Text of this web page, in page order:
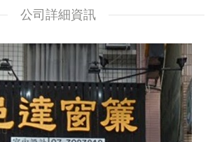
公司詳細資訊